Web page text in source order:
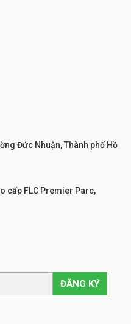
Đức Nhuận, Thành phố Hồ
cấp FLC Premier Parc,